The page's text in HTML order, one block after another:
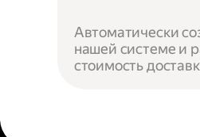
Автоматически
нашей системе и
стоимость